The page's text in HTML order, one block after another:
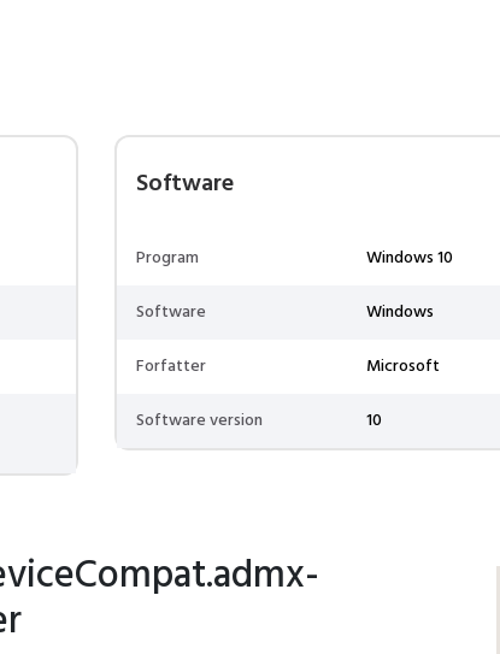
Software
Program
Windows 10
Software
Windows
Forfatter
Microsoft
Software version
10